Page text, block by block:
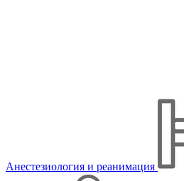
Анестезиология и реанимация